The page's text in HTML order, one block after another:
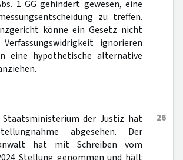
1 GG gehindert gewesen, eine
zu treffen.
könne ein Gesetz nicht
ignorieren
eine hypothetische alternative
26
Staatsministerium der Justiz hat
abgesehen. Der
hat mit Schreiben vom